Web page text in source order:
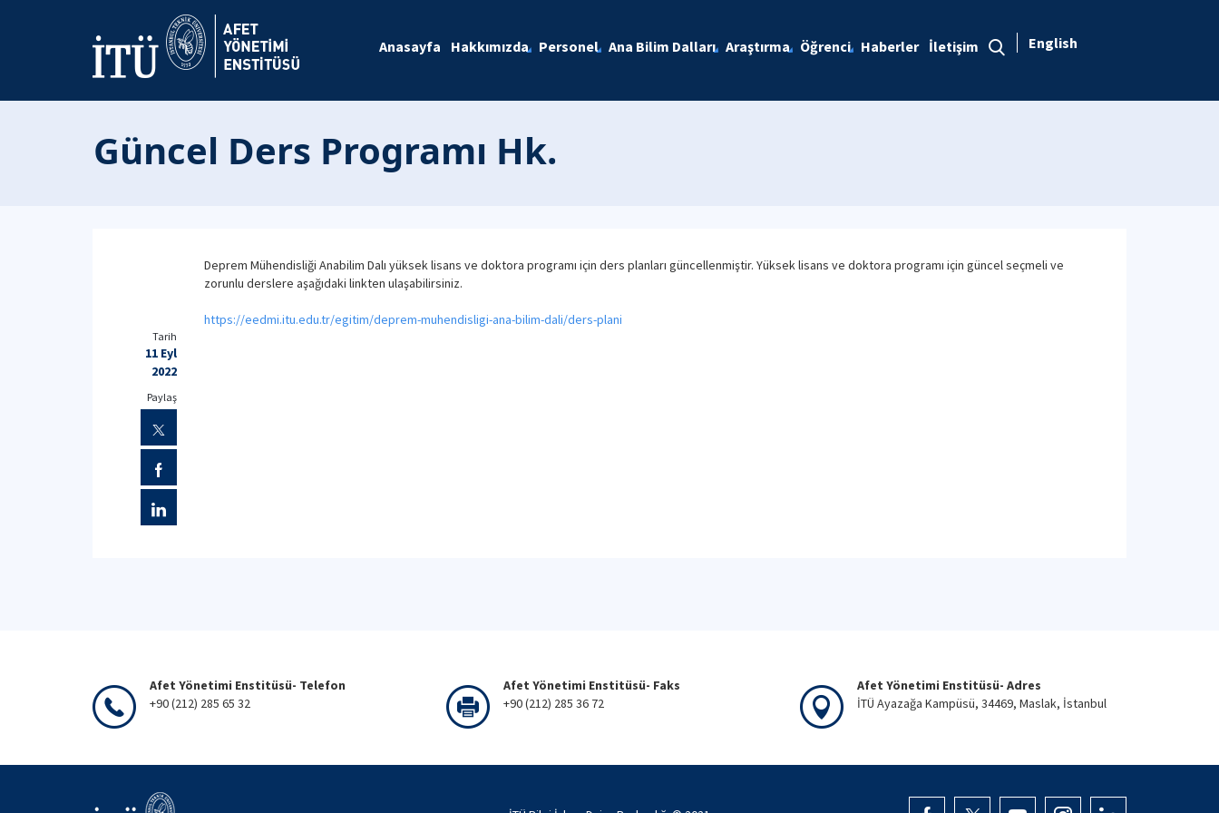
Anasayfa Hakkımızda Personel Ana Bilim Dalları Araştırma Öğrenci Haberler İletişim English
Güncel Ders Programı Hk.
Deprem Mühendisliği Anabilim Dalı yüksek lisans ve doktora programı için ders planları güncellenmiştir. Yüksek lisans ve doktora programı için güncel seçmeli ve
zorunlu derslere aşağıdaki linkten ulaşabilirsiniz.
https://eedmi.itu.edu.tr/egitim/deprem-muhendisligi-ana-bilim-dali/ders-plani
Tarih
11 Eyl
2022
Paylaş
Afet Yönetimi Enstitüsü- Telefon
+90 (212) 285 65 32
Afet Yönetimi Enstitüsü- Faks
+90 (212) 285 36 72
Afet Yönetimi Enstitüsü- Adres
İTÜ Ayazağa Kampüsü, 34469, Maslak, İstanbul